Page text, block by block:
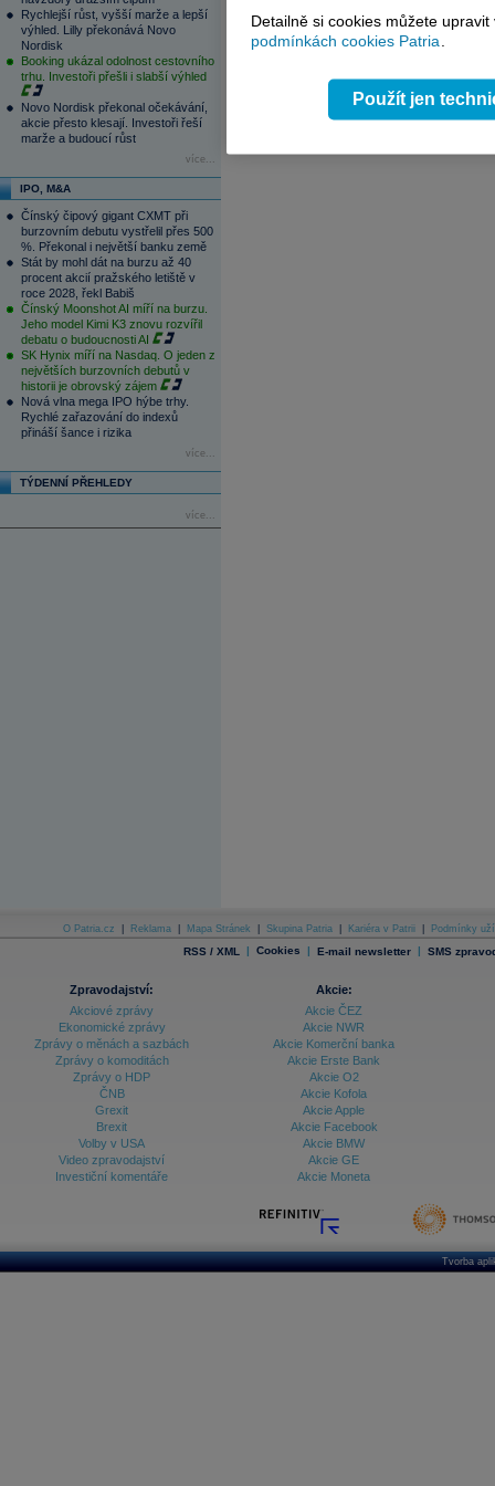
Rychlejší růst, vyšší marže a lepší
výhled. Lilly překonává Novo
Nordisk
Booking ukázal odolnost cestovního
trhu. Investoři přešli i slabší výhled
Novo Nordisk překonal očekávání,
akcie přesto klesají. Investoři řeší
marže a budoucí růst
více...
IPO, M&A
Čínský čipový gigant CXMT při
burzovním debutu vystřelil přes 500
%. Překonal i největší banku země
Stát by mohl dát na burzu až 40
procent akcií pražského letiště v
roce 2028, řekl Babiš
Čínský Moonshot AI míří na burzu.
Jeho model Kimi K3 znovu rozvířil
debatu o budoucnosti AI
SK Hynix míří na Nasdaq. O jeden z
největších burzovních debutů v
historii je obrovský zájem
Nová vlna mega IPO hýbe trhy.
Rychlé zařazování do indexů
přináší šance i rizika
více...
TÝDENNÍ PŘEHLEDY
více...
O Patria.cz Reklama Mapa Stránek Skupina Patria Kariéra v Patrii Podmínky
RSS / XML | Cookies | E-mail newsletter | SMS
Zpravodajství:
Akciové zprávy
Ekonomické zprávy
Zprávy o měnách a sazbách
Zprávy o komoditách
Zprávy o HDP
ČNB
Grexit
Brexit
Volby v USA
Video zpravodajství
Investiční komentáře
Akcie:
Akcie ČEZ
Akcie NWR
Akcie Komerční banka
Akcie Erste Bank
Akcie O2
Akcie Kofola
Akcie Apple
Akcie Facebook
Akcie BMW
Akcie GE
Akcie Moneta
Tvorba
Detailně si cookies můžete
podmínkách cookies Patria.
Použít jen